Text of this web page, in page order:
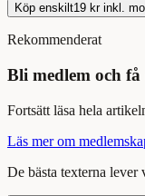
Köp enskilt19 kr inkl.
Rekommenderat
Bli medlem och
Fortsätt läsa hela
Läs mer om
De bästa texterna lever